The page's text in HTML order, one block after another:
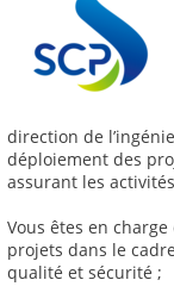
direction de
déploiement des
assurant les
Vous êtes en
projets dans le
qualité et sécurité ;